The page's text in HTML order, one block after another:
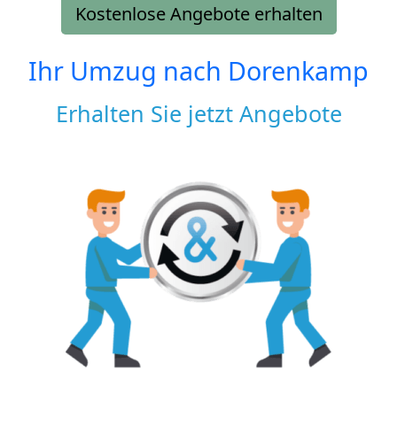
Kostenlose Angebote erhalten
Ihr Umzug nach Dorenkamp
Erhalten Sie jetzt Angebote